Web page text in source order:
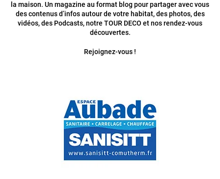
la maison. Un magazine au format blog pour partager avec vous
des contenus d’infos autour de votre habitat, des photos, des
vidéos, des Podcasts, notre TOUR DECO et nos rendez-vous
découvertes.
Rejoignez-vous !